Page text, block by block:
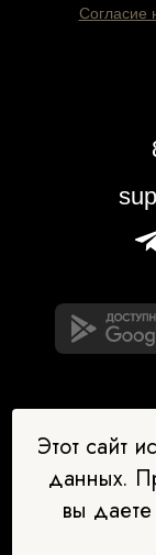
Наш
Согласие
Этот сайт
данных.
вы даете